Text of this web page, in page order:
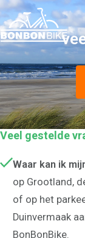
Veel gestelde
Waar kan ik
op Grootland,
of op het
Duinvermaak
BonBonBike.